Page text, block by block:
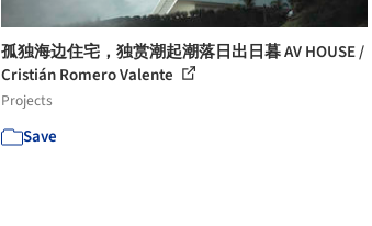
孤独海边住宅，独赏潮起潮落日出日暮 AV HOUSE /
Cristián Romero Valente
Projects
Save